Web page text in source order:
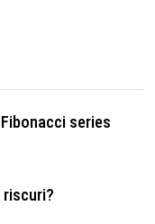
series
riscuri?